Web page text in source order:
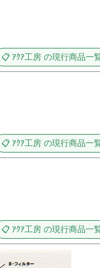
📋 ｱｸｱ工房 の現行商品一
📋 ｱｸｱ工房 の現行商品一
📋 ｱｸｱ工房 の現行商品一